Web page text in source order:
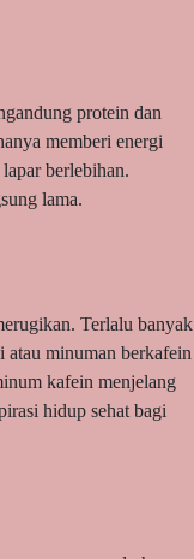
protein dan
memberi energi
berlebihan.
lama.
Terlalu banyak
atau minuman berkafein
kafein menjelang
hidup sehat bagi